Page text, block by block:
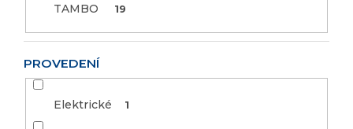
TAMBO 19
PROVEDENÍ
Elektrické 1